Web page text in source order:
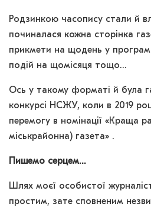
Родзинкою часопису стали й
починалася кожна сторінка
прикмети на щодень у
подій на щомісяця тощо…
Ось у такому форматі й була
конкурсі НСЖУ, коли в 2019
перемогу в номінації «Краща
міськрайонна) газета» .
Пишемо серцем…
Шлях моєї особистої
простим, зате сповненим